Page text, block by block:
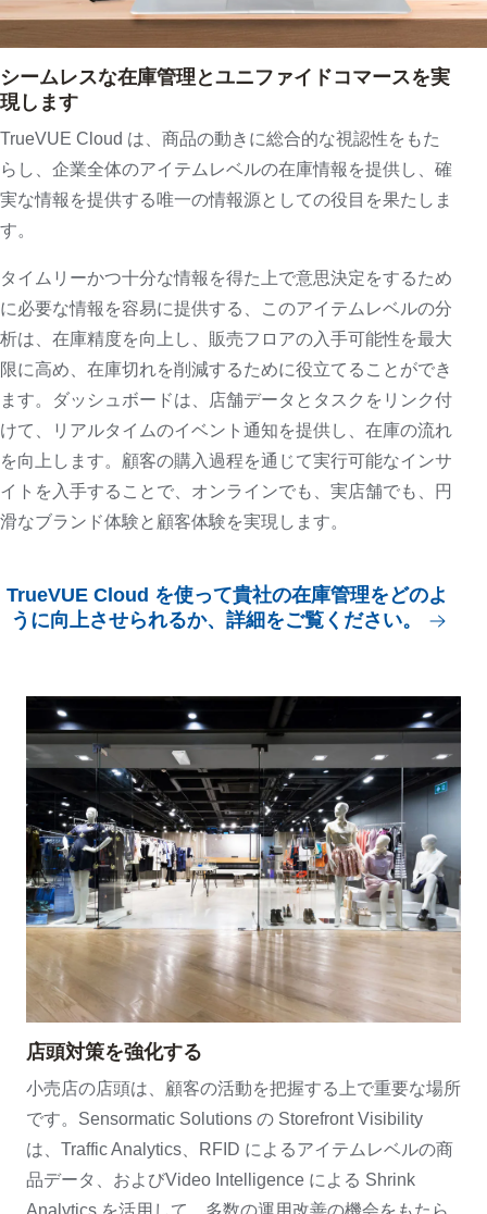
シームレスな在庫管理とユニファイドコマースを実
現します
TrueVUE Cloud は、商品の動きに総合的な視認性をもた
らし、企業全体のアイテムレベルの在庫情報を提供し、確
実な情報を提供する唯一の情報源としての役目を果たしま
す。
タイムリーかつ十分な情報を得た上で意思決定をするため
に必要な情報を容易に提供する、このアイテムレベルの分
析は、在庫精度を向上し、販売フロアの入手可能性を最大
限に高め、在庫切れを削減するために役立てることができ
ます。ダッシュボードは、店舗データとタスクをリンク付
けて、リアルタイムのイベント通知を提供し、在庫の流れ
を向上します。顧客の購入過程を通じて実行可能なインサ
イトを入手することで、オンラインでも、実店舗でも、円
滑なブランド体験と顧客体験を実現します。
TrueVUE Cloud を使って貴社の在庫管理をどのよ
うに向上させられるか、詳細をご覧ください。
店頭対策を強化する
小売店の店頭は、顧客の活動を把握する上で重要な場所
です。Sensormatic Solutions の Storefront Visibility
は、Traffic Analytics、RFID によるアイテムレベルの商
品データ、およびVideo Intelligence による Shrink
Analytics を活用して、多数の運用改善の機会をもたら